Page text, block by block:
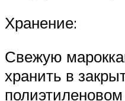
Хранение:
Свежую
хранить в
полиэтиленовом